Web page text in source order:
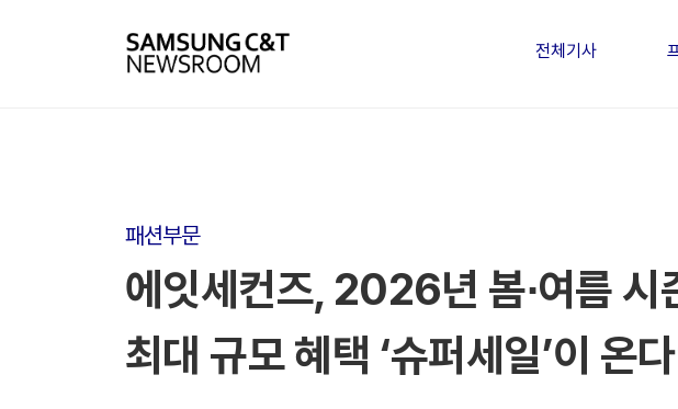
전체기사
패션부문
에잇세컨즈, 2026년 봄∙여름 시
최대 규모 혜택 ‘슈퍼세일’이 온